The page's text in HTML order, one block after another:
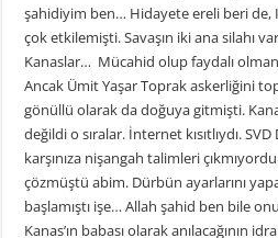
şahidiyim ben… Hidayete ereli beri de,
çok etkilemişti. Savaşın iki ana silahı
Kanaslar… Mücahid olup faydalı
Ancak Ümit Yaşar Toprak askerliğini
gönüllü olarak da doğuya gitmişti.
değildi o sıralar. İnternet kısıtlıydı.
karşınıza nişangah talimleri
çözmüştü abim. Dürbün ayarlarını
başlamıştı işe… Allah şahid ben bile
Kanas’ın babası olarak anılacağının